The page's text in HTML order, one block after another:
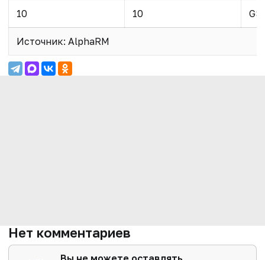
10 10
Источник: AlphaRM
Нет комментариев